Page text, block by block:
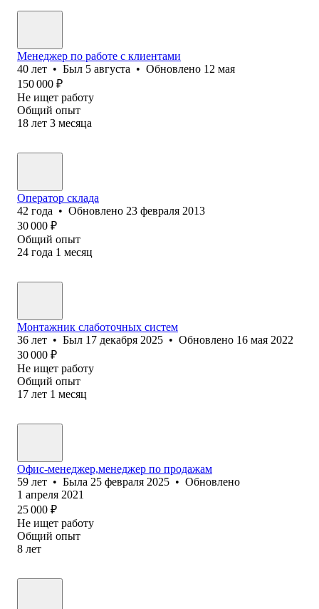
Менеджер по работе с клиентами
40 лет • Был 5 августа • Обновлено 12 мая
150 000 ₽
Не ищет работу
Общий опыт
18 лет 3 месяца
Оператор склада
42 года • Обновлено 23 февраля 2013
30 000 ₽
Общий опыт
24 года 1 месяц
Монтажник слаботочных систем
36 лет • Был 17 декабря 2025 • Обновлено 16 мая 2022
30 000 ₽
Не ищет работу
Общий опыт
17 лет 1 месяц
Офис-менеджер,менеджер по продажам
59 лет • Была 25 февраля 2025 • Обновлено
1 апреля 2021
25 000 ₽
Не ищет работу
Общий опыт
8 лет